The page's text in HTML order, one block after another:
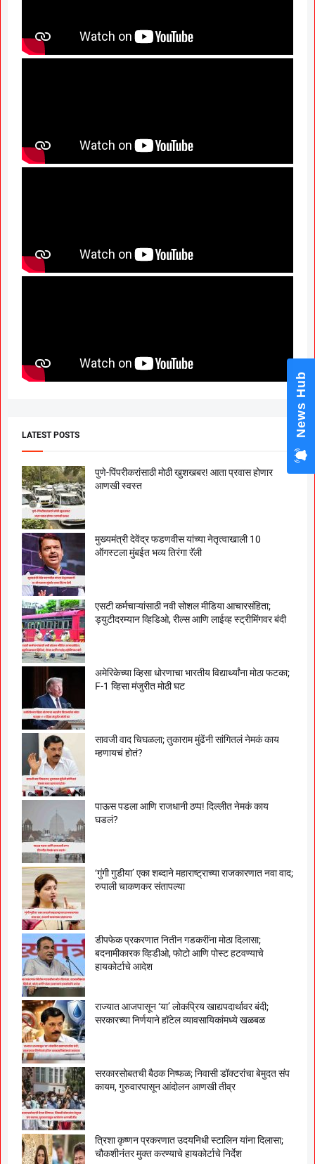
LATEST POSTS
पुणे-पिंपरीकरांसाठी मोठी खुशखबर! आता प्रवास होणार
आणखी स्वस्त
मुख्यमंत्री देवेंद्र फडणवीस यांच्या नेतृत्वाखाली 10
ऑगस्टला मुंबईत भव्य तिरंगा रॅली
एसटी कर्मचाऱ्यांसाठी नवी सोशल मीडिया आचारसंहिता;
ड्युटीदरम्यान व्हिडिओ, रील्स आणि लाईव्ह स्ट्रीमिंगवर बंदी
अमेरिकेच्या व्हिसा धोरणाचा भारतीय विद्यार्थ्यांना मोठा फटका;
F-1 व्हिसा मंजुरीत मोठी घट
सावजी वाद चिघळला; तुकाराम मुंढेंनी सांगितलं नेमकं काय
म्हणायचं होतं?
पाऊस पडला आणि राजधानी ठप्प! दिल्लीत नेमकं काय
घडलं?
‘गुंगी गुडीया’ एका शब्दाने महाराष्ट्राच्या राजकारणात नवा वाद;
रुपाली चाकणकर संतापल्या
डीपफेक प्रकरणात नितीन गडकरींना मोठा दिलासा;
बदनामीकारक व्हिडीओ, फोटो आणि पोस्ट हटवण्याचे
हायकोर्टाचे आदेश
राज्यात आजपासून ‘या’ लोकप्रिय खाद्यपदार्थावर बंदी;
सरकारच्या निर्णयाने हॉटेल व्यावसायिकांमध्ये खळबळ
सरकारसोबतची बैठक निष्फळ; निवासी डॉक्टरांचा बेमुदत संप
कायम, गुरुवारपासून आंदोलन आणखी तीव्र
त्रिशा कृष्णन प्रकरणात उदयनिधी स्टालिन यांना दिलासा;
चौकशीनंतर मुक्त करण्याचे हायकोर्टाचे निर्देश
News Hub